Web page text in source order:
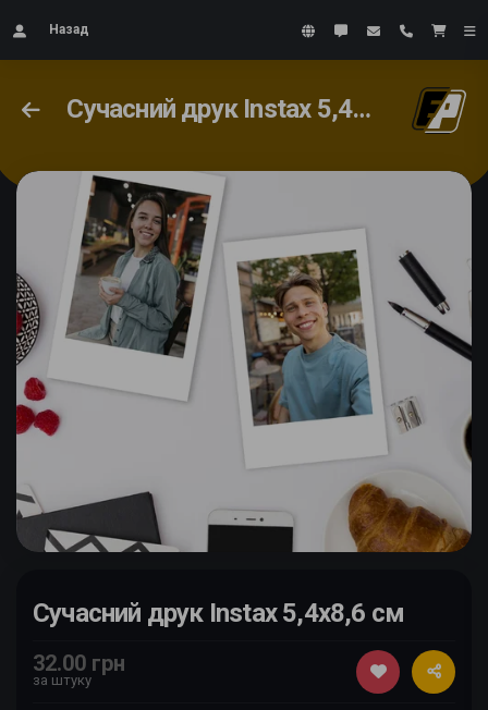
Назад
Сучасний друк Instax 5,4х8,6 см
Сучасний друк Instax 5,4х8,6 см
32.00 грн
за штуку